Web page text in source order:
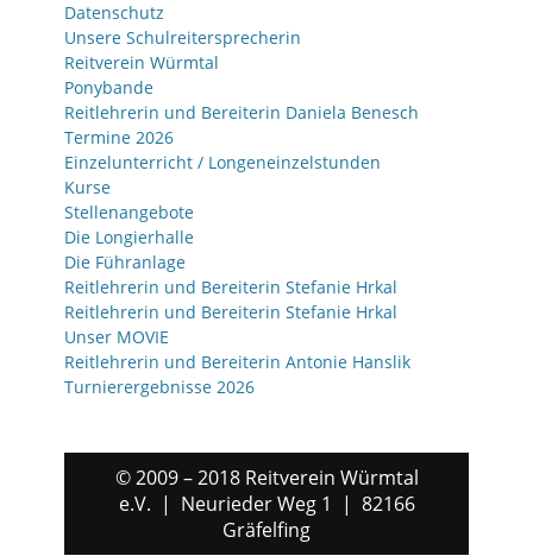
Datenschutz
Unsere Schulreitersprecherin
Reitverein Würmtal
Ponybande
Reitlehrerin und Bereiterin Daniela Benesch
Termine 2026
Einzelunterricht / Longeneinzelstunden
Kurse
Stellenangebote
Die Longierhalle
Die Führanlage
Reitlehrerin und Bereiterin Stefanie Hrkal
Reitlehrerin und Bereiterin Stefanie Hrkal
Unser MOVIE
Reitlehrerin und Bereiterin Antonie Hanslik
Turnierergebnisse 2026
© 2009 – 2018 Reitverein Würmtal
e.V. | Neurieder Weg 1 | 82166
Gräfelfing